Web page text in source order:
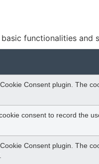
functionalities and
Consent plugin. The
consent to record the
Consent plugin. The